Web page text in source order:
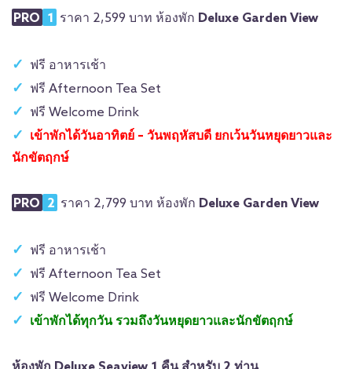
PRO 1 ราคา 2,599 บาท ห้องพัก Deluxe Garden View
ฟรี อาหารเช้า
ฟรี Afternoon Tea Set
ฟรี Welcome Drink
เข้าพักได้วันอาทิตย์ – วันพฤหัสบดี ยกเว้นวันหยุดยาวและ
นักขัตฤกษ์
PRO 2 ราคา 2,799 บาท ห้องพัก Deluxe Garden View
ฟรี อาหารเช้า
ฟรี Afternoon Tea Set
ฟรี Welcome Drink
เข้าพักได้ทุกวัน รวมถึงวันหยุดยาวและนักขัตฤกษ์